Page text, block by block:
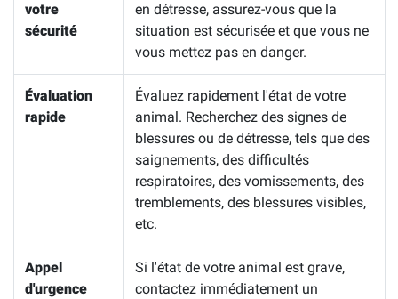
votre
sécurité
en détresse, assurez-vous que la
situation est sécurisée et que vous ne
vous mettez pas en danger.
Évaluation
rapide
Évaluez rapidement l'état de votre
animal. Recherchez des signes de
blessures ou de détresse, tels que des
saignements, des difficultés
respiratoires, des vomissements, des
tremblements, des blessures visibles,
etc.
Appel
d'urgence
Si l'état de votre animal est grave,
contactez immédiatement un